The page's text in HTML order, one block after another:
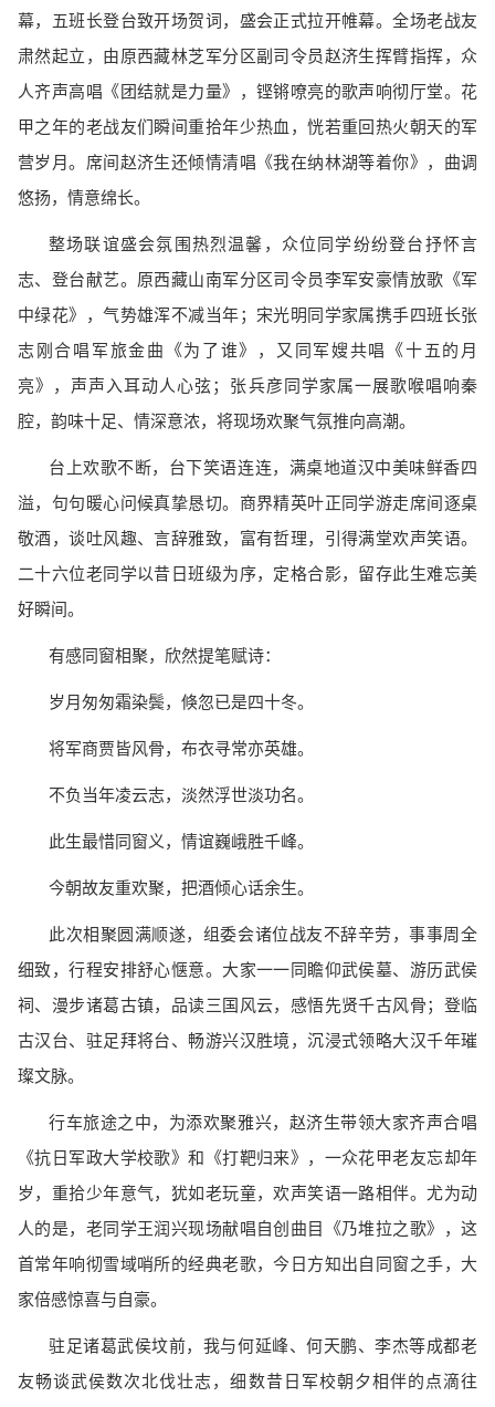
幕，五班长登台致开场贺词，盛会正式拉开帷幕。全场老战友
肃然起立，由原西藏林芝军分区副司令员赵济生挥臂指挥，众
人齐声高唱《团结就是力量》，铿锵嘹亮的歌声响彻厅堂。花
甲之年的老战友们瞬间重拾年少热血，恍若重回热火朝天的军
营岁月。席间赵济生还倾情清唱《我在纳林湖等着你》，曲调
悠扬，情意绵长。
整场联谊盛会氛围热烈温馨，众位同学纷纷登台抒怀言
志、登台献艺。原西藏山南军分区司令员李军安豪情放歌《军
中绿花》，气势雄浑不减当年；宋光明同学家属携手四班长张
志刚合唱军旅金曲《为了谁》，又同军嫂共唱《十五的月
亮》，声声入耳动人心弦；张兵彦同学家属一展歌喉唱响秦
腔，韵味十足、情深意浓，将现场欢聚气氛推向高潮。
台上欢歌不断，台下笑语连连，满桌地道汉中美味鲜香四
溢，句句暖心问候真挚恳切。商界精英叶正同学游走席间逐桌
敬酒，谈吐风趣、言辞雅致，富有哲理，引得满堂欢声笑语。
二十六位老同学以昔日班级为序，定格合影，留存此生难忘美
好瞬间。
有感同窗相聚，欣然提笔赋诗：
岁月匆匆霜染鬓，倏忽已是四十冬。
将军商贾皆风骨，布衣寻常亦英雄。
不负当年凌云志，淡然浮世淡功名。
此生最惜同窗义，情谊巍峨胜千峰。
今朝故友重欢聚，把酒倾心话余生。
此次相聚圆满顺遂，组委会诸位战友不辞辛劳，事事周全
细致，行程安排舒心惬意。大家一一同瞻仰武侯墓、游历武侯
祠、漫步诸葛古镇，品读三国风云，感悟先贤千古风骨；登临
古汉台、驻足拜将台、畅游兴汉胜境，沉浸式领略大汉千年璀
璨文脉。
行车旅途之中，为添欢聚雅兴，赵济生带领大家齐声合唱
《抗日军政大学校歌》和《打靶归来》，一众花甲老友忘却年
岁，重拾少年意气，犹如老玩童，欢声笑语一路相伴。尤为动
人的是，老同学王润兴现场献唱自创曲目《乃堆拉之歌》，这
首常年响彻雪域哨所的经典老歌，今日方知出自同窗之手，大
家倍感惊喜与自豪。
驻足诸葛武侯坟前，我与何延峰、何天鹏、李杰等成都老
友畅谈武侯数次北伐壮志，细数昔日军校朝夕相伴的点滴往